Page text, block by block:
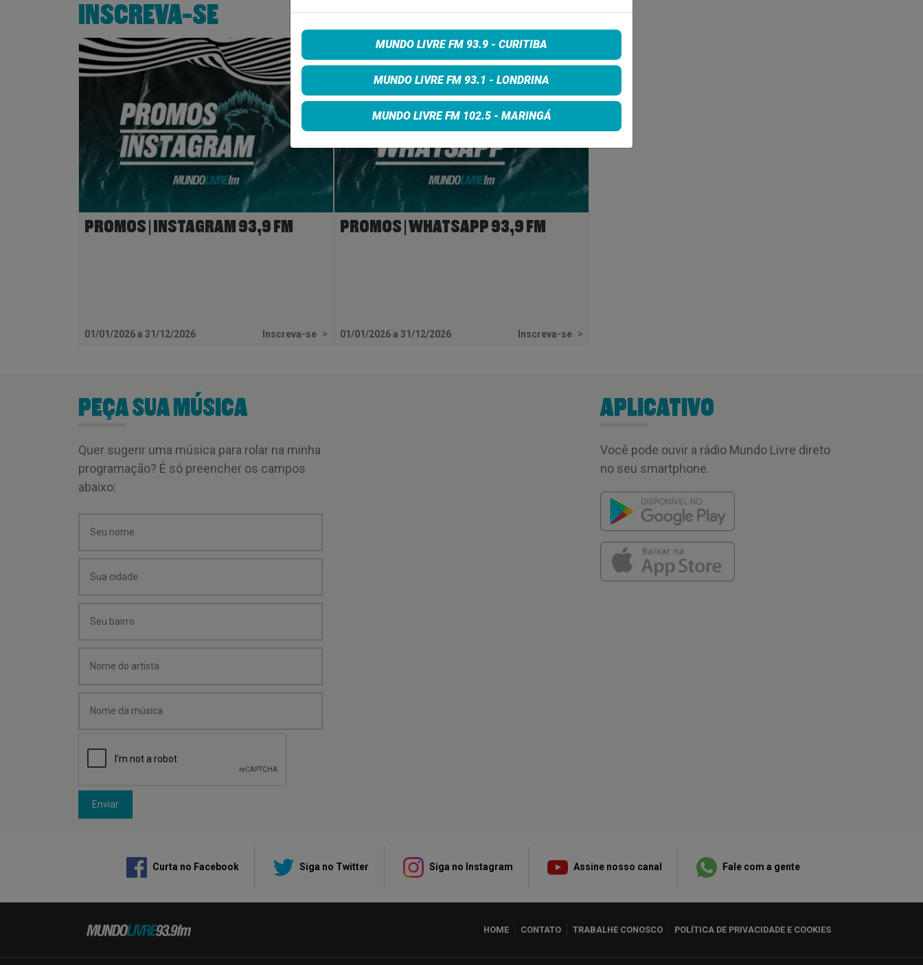
INSCREVA-SE
PROMOS | INSTAGRAM 93,9 FM
01/01/2026 a 31/12/2026 Inscreva-se >
PROMOS | WHATSAPP 93,9 FM
01/01/2026 a 31/12/2026 Inscreva-se >
PEÇA SUA MÚSICA
Quer sugerir uma música para rolar na minha
programação? É só preencher os campos
abaixo:
Enviar
APLICATIVO
Você pode ouvir a rádio Mundo Livre direto
no seu smartphone.
Curta no Facebook Siga no Twitter Siga no Instagram Assine nosso canal Fale com a gente
HOME CONTATO TRABALHE CONOSCO POLÍTICA DE PRIVACIDADE E COOKIES
MUNDO LIVRE FM 93.9 - CURITIBA
MUNDO LIVRE FM 93.1 - LONDRINA
MUNDO LIVRE FM 102.5 - MARINGÁ